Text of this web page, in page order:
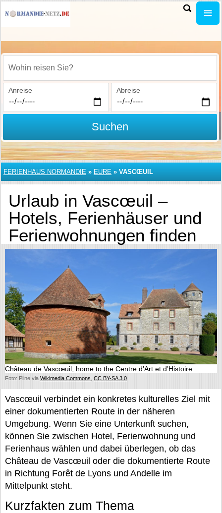
Wohin reisen Sie?
Anreise Abreise
Suchen
FERIENHAUS NORMANDIE » EURE » VASCŒUIL
Urlaub in Vascœuil –
Hotels, Ferienhäuser und
Ferienwohnungen finden
Château de Vascœuil, home to the Centre d’Art et d’Histoire.
Foto: Pline via Wikimedia Commons CC BY-SA 3.0
Vascœuil verbindet ein konkretes kulturelles Ziel mit
einer dokumentierten Route in der näheren
Umgebung. Wenn Sie eine Unterkunft suchen,
können Sie zwischen Hotel, Ferienwohnung und
Ferienhaus wählen und dabei überlegen, ob das
Château de Vascœuil oder die dokumentierte Route
in Richtung Forêt de Lyons und Andelle im
Mittelpunkt steht.
Kurzfakten zum Thema